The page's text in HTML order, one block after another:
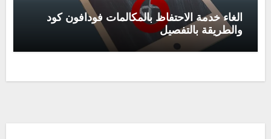
الغاء خدمة الاحتفاظ بالمكالمات فودافون كود
والطريقة بالتفصيل